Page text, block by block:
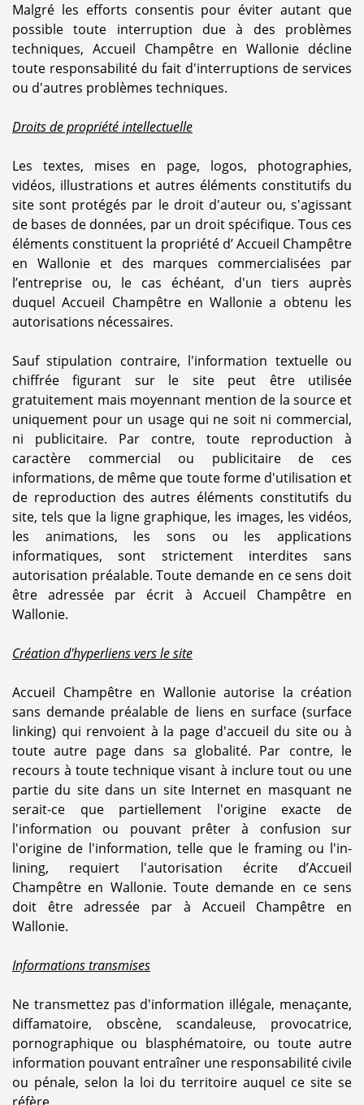
Malgré les efforts consentis pour éviter autant que
possible toute interruption due à des problèmes
techniques, Accueil Champêtre en Wallonie décline
toute responsabilité du fait d'interruptions de services
ou d'autres problèmes techniques.
Droits de propriété intellectuelle
Les textes, mises en page, logos, photographies,
vidéos, illustrations et autres éléments constitutifs du
site sont protégés par le droit d'auteur ou, s'agissant
de bases de données, par un droit spécifique. Tous ces
éléments constituent la propriété d’ Accueil Champêtre
en Wallonie et des marques commercialisées par
l’entreprise ou, le cas échéant, d'un tiers auprès
duquel Accueil Champêtre en Wallonie a obtenu les
autorisations nécessaires.
Sauf stipulation contraire, l'information textuelle ou
chiffrée figurant sur le site peut être utilisée
gratuitement mais moyennant mention de la source et
uniquement pour un usage qui ne soit ni commercial,
ni publicitaire. Par contre, toute reproduction à
caractère commercial ou publicitaire de ces
informations, de même que toute forme d'utilisation et
de reproduction des autres éléments constitutifs du
site, tels que la ligne graphique, les images, les vidéos,
les animations, les sons ou les applications
informatiques, sont strictement interdites sans
autorisation préalable. Toute demande en ce sens doit
être adressée par écrit à Accueil Champêtre en
Wallonie.
Création d'hyperliens vers le site
Accueil Champêtre en Wallonie autorise la création
sans demande préalable de liens en surface (surface
linking) qui renvoient à la page d'accueil du site ou à
toute autre page dans sa globalité. Par contre, le
recours à toute technique visant à inclure tout ou une
partie du site dans un site Internet en masquant ne
serait-ce que partiellement l'origine exacte de
l'information ou pouvant prêter à confusion sur
l'origine de l'information, telle que le framing ou l'in-
lining, requiert l'autorisation écrite d’Accueil
Champêtre en Wallonie. Toute demande en ce sens
doit être adressée par à Accueil Champêtre en
Wallonie.
Informations transmises
Ne transmettez pas d'information illégale, menaçante,
diffamatoire, obscène, scandaleuse, provocatrice,
pornographique ou blasphématoire, ou toute autre
information pouvant entraîner une responsabilité civile
ou pénale, selon la loi du territoire auquel ce site se